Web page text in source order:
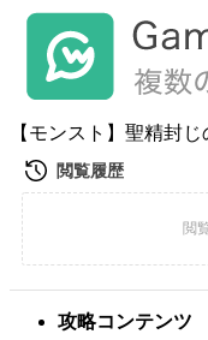
【モンスト】聖精封
攻略コンテンツ